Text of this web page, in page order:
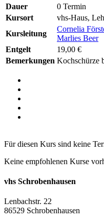
Dauer
0 Termin
Kursort
vhs-Haus,
Kursleitung
Cornelia
Marlies Beer
Entgelt
19,00 €
Bemerkungen Kochschürze
Für diesen Kurs sind keine
Keine empfohlenen Kurse
vhs Schrobenhausen
Lenbachstr. 22
86529 Schrobenhausen